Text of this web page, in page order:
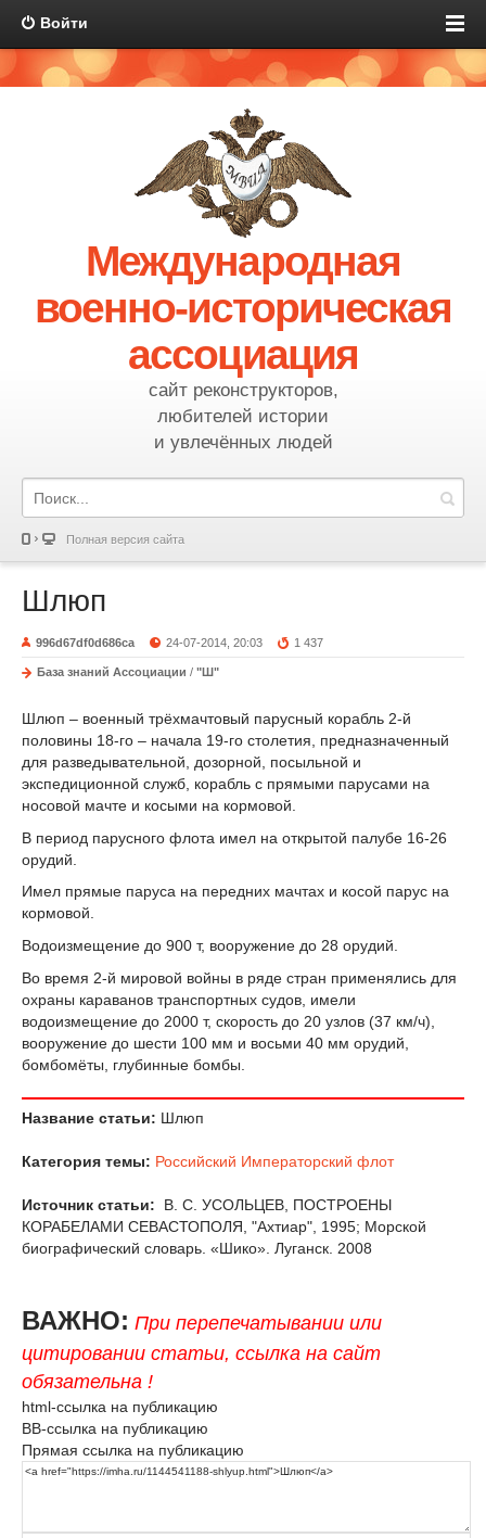
Войти
Международная
военно-историческая
ассоциация
сайт реконструкторов,
любителей истории
и увлечённых людей
Полная версия сайта
Шлюп
996d67df0d686ca 24-07-2014, 20:03 1 437
База знаний Ассоциации / "Ш"
Шлюп – военный трёхмачтовый парусный корабль 2-й
половины 18-го – начала 19-го столетия, предназначенный
для разведывательной, дозорной, посыльной и
экспедиционной служб, корабль с прямыми парусами на
носовой мачте и косыми на кормовой.
В период парусного флота имел на открытой палубе 16-26
орудий.
Имел прямые паруса на передних мачтах и косой парус на
кормовой.
Водоизмещение до 900 т, вооружение до 28 орудий.
Во время 2-й мировой войны в ряде стран применялись для
охраны караванов транспортных судов, имели
водоизмещение до 2000 т, скорость до 20 узлов (37 км/ч),
вооружение до шести 100 мм и восьми 40 мм орудий,
бомбомёты, глубинные бомбы.
Название статьи: Шлюп
Категория темы: Российский Императорский флот
Источник статьи:
В. С. УСОЛЬЦЕВ, ПОСТРОЕНЫ
КОРАБЕЛАМИ СЕВАСТОПОЛЯ, "Ахтиар", 1995; Морской
биографический словарь. «Шико». Луганск. 2008
ВАЖНО: При перепечатывании или
цитировании статьи, ссылка на сайт
обязательна !
html-ссылка на публикацию
BB-ссылка на публикацию
Прямая ссылка на публикацию